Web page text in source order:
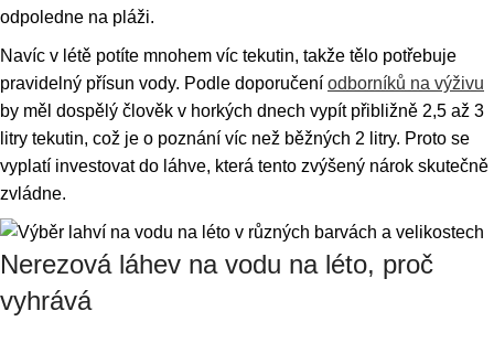
odpoledne na pláži.
Navíc v létě potíte mnohem víc tekutin, takže tělo potřebuje
pravidelný přísun vody. Podle doporučení odborníků na výživu
by měl dospělý člověk v horkých dnech vypít přibližně 2,5 až 3
litry tekutin, což je o poznání víc než běžných 2 litry. Proto se
vyplatí investovat do láhve, která tento zvýšený nárok skutečně
zvládne.
Nerezová láhev na vodu na léto, proč
vyhrává